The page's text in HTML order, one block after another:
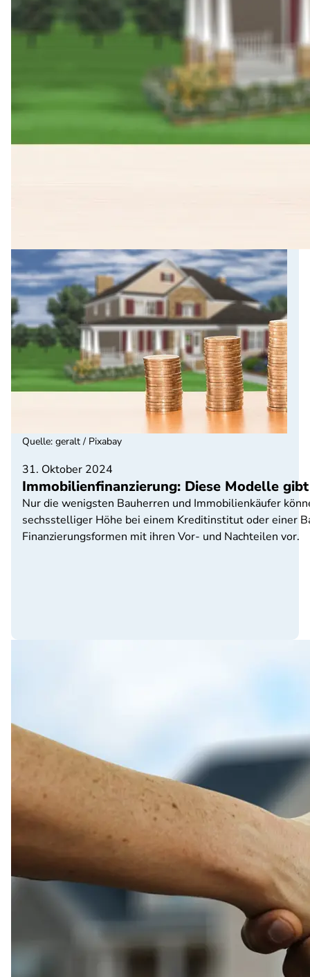
31. Oktober 2024
Immobilienfinanzierung: Diese Modelle
Nur die wenigsten Bauherren und Immobilienkäufer
sechsstelliger Höhe bei einem Kreditinstitut oder einer
Finanzierungsformen mit ihren Vor- und Nachteilen vor.
Quelle: geralt / Pixabay